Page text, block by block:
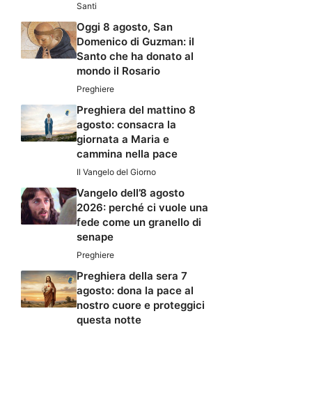
Santi
Oggi 8 agosto, San
Domenico di Guzman: il
Santo che ha donato al
mondo il Rosario
Preghiere
Preghiera del mattino 8
agosto: consacra la
giornata a Maria e
cammina nella pace
Il Vangelo del Giorno
Vangelo dell’8 agosto
2026: perché ci vuole una
fede come un granello di
senape
Preghiere
Preghiera della sera 7
agosto: dona la pace al
nostro cuore e proteggici
questa notte